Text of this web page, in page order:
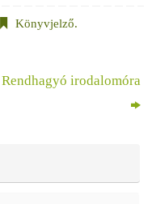
Könyvjelző.
Rendhagyó irodalomóra